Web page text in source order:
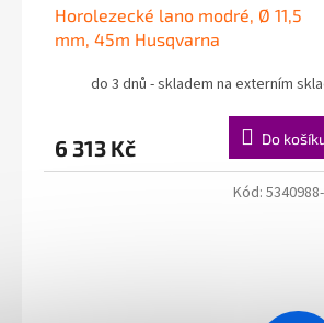
Horolezecké lano modré, Ø 11,5
mm, 45m Husqvarna
do 3 dnů - skladem na externím
6 313 Kč Do
Kód: